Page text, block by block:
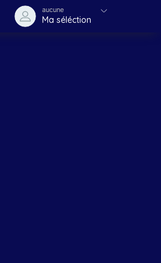
aucune
Ma séléction